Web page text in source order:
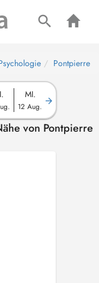
Pontpierre
MI.
12 Aug.
von Pontpierre